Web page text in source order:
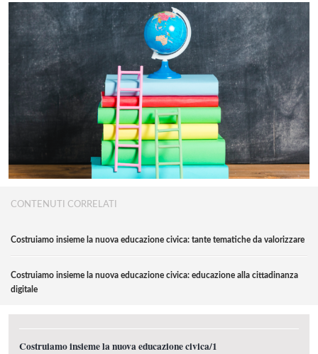
CONTENUTI CORRELATI
Costruiamo insieme la nuova educazione civica: tante tematiche da valorizzare
Costruiamo insieme la nuova educazione civica: educazione alla cittadinanza
digitale
Costruiamo insieme la nuova educazione civica/1